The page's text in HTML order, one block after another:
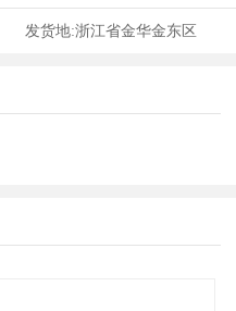
发货地:浙江省金华金东区